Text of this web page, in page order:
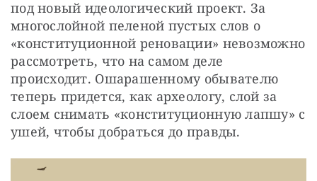
под новый идеологический проект. За
многослойной пеленой пустых слов о
«конституционной реновации» невозможно
рассмотреть, что на самом деле
происходит. Ошарашенному обывателю
теперь придется, как археологу, слой за
слоем снимать «конституционную лапшу» с
ушей, чтобы добраться до правды.